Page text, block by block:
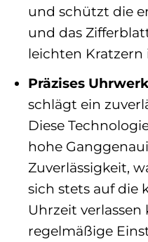
und schützt die
und das
leichten Kratzern
Präzises
schlägt ein
Diese
hohe
Zuverlässigkeit,
sich stets auf die
Uhrzeit
regelmäßige